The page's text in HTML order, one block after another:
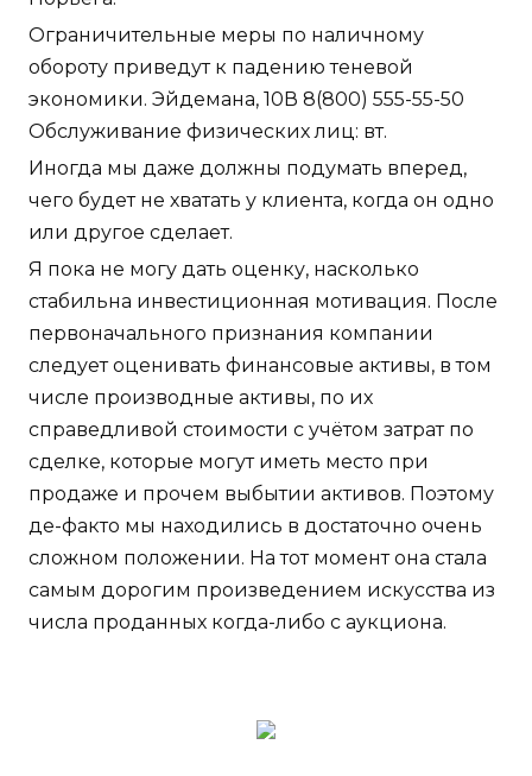
Ограничительные меры по наличному
обороту приведут к падению теневой
экономики. Эйдемана, 10В 8(800) 555-55-50
Обслуживание физических лиц: вт.
Иногда мы даже должны подумать вперед,
чего будет не хватать у клиента, когда он одно
или другое сделает.
Я пока не могу дать оценку, насколько
стабильна инвестиционная мотивация. После
первоначального признания компании
следует оценивать финансовые активы, в том
числе производные активы, по их
справедливой стоимости с учётом затрат по
сделке, которые могут иметь место при
продаже и прочем выбытии активов. Поэтому
де-факто мы находились в достаточно очень
сложном положении. На тот момент она стала
самым дорогим произведением искусства из
числа проданных когда-либо с аукциона.